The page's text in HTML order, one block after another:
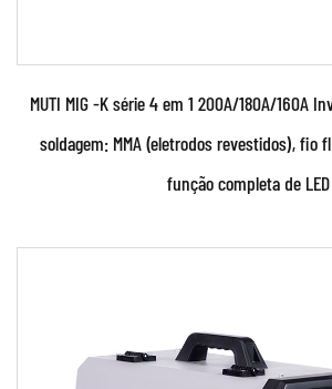
Parâmetros:
MUTI MIG -K série 4 em 1 200A/180A/160A
soldagem: MMA (eletrodos revestidos), fio
função completa de LED